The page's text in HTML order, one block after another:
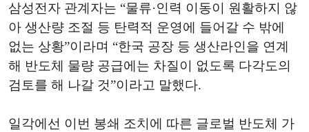
삼성전자 관계자는 “물류·인력 이동이 원활하지 않
아 생산량 조절 등 탄력적 운영에 들어갈 수 밖에
없는 상황”이라며 “한국 공장 등 생산라인을 연계
해 반도체 물량 공급에는 차질이 없도록 다각도의
검토를 해 나갈 것”이라고 말했다.
일각에선 이번 봉쇄 조치에 따른 글로벌 반도체 가